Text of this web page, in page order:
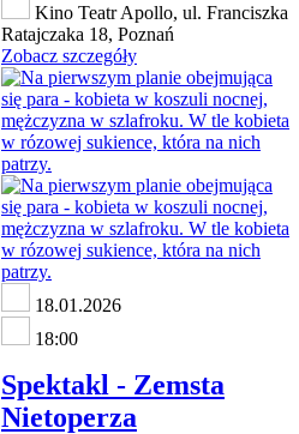
Kino Teatr Apollo, ul. Franciszka
Ratajczaka 18, Poznań
Zobacz szczegóły
18.01.2026
18:00
Spektakl - Zemsta
Nietoperza